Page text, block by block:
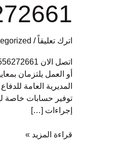
اترك تعليقاً /
أو العمل يلتزمان
المديرية العامة
توفير حسابات خاصة
إجراءات […]
قراءة المزيد »